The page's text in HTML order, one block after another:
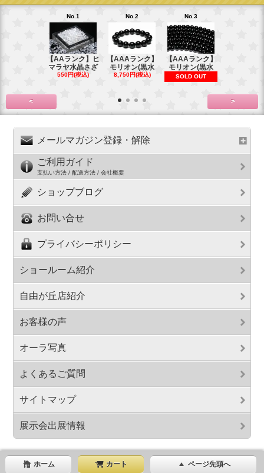
No.1
【AAランク】ヒ
マラヤ水晶さざ
550円(税込)
No.2
【AAAランク】
モリオン(黒水
8,750円(税込)
No.3
【AAAランク】
モリオン(黒水
SOLD OUT
< >
メールマガジン登録・解除
ご利用ガイド
支払い方法 / 配送方法 / 会社概要
ショップブログ
お問い合せ
プライバシーポリシー
ショールーム紹介
自由が丘店紹介
お客様の声
オーラ写真
よくあるご質問
サイトマップ
展示会出展情報
ホーム カート ページ先頭へ